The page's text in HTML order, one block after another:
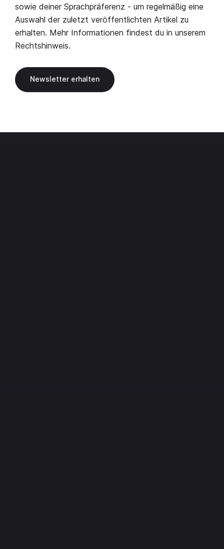
sowie deiner Sprachpräferenz - um regelmäßig eine
Auswahl der zuletzt veröffentlichten Artikel zu
erhalten. Mehr Informationen findest du in unserem
Rechtshinweis.